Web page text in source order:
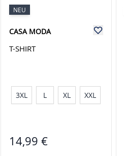
NEU
CASA MODA
T-SHIRT
3XL L XL XXL
14,99 €